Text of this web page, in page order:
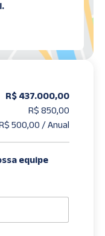
R$ 437.000,00
R$ 850,00
500,00 / Anual
equipe